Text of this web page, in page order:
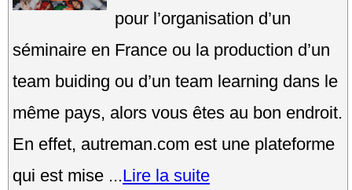
pour l’organisation d’un
séminaire en France ou la production d’un
team buiding ou d’un team learning dans le
même pays, alors vous êtes au bon endroit.
En effet, autreman.com est une plateforme
qui est mise ...Lire la suite